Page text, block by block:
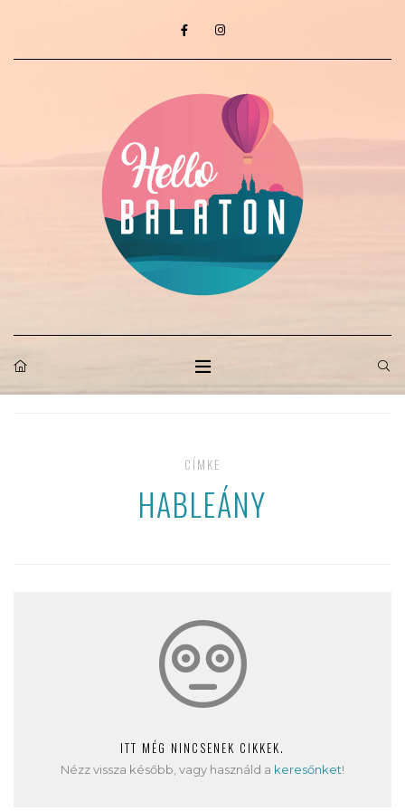
CÍMKE
HABLEÁNY
ITT MÉG NINCSENEK CIKKEK.
Nézz vissza később, vagy használd a keresőnket!